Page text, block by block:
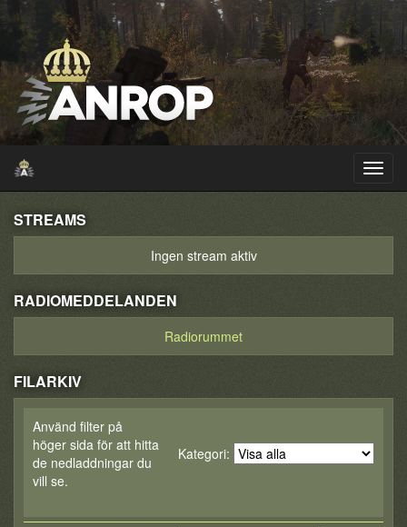
STREAMS
Ingen stream aktiv
RADIOMEDDELANDEN
Radiorummet
FILARKIV
Använd filter på
höger sida för att hitta
de nedladdningar du
vill se.
Kategori: